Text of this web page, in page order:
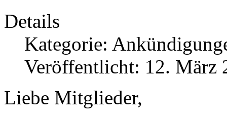
Details
Kategorie:
Veröffentlicht: 12. März
Liebe Mitglieder,